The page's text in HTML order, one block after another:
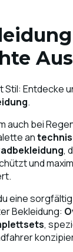
|
Stil: Entdecke
.
auch bei
an
,
und
eine
Bekleidung:
,